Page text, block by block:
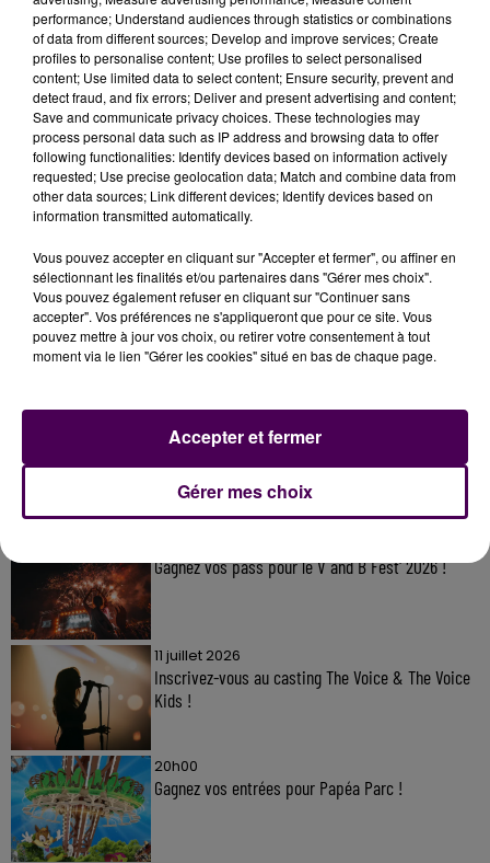
Qu’il s’agisse d’avocat, de juriste de la famille, d’huissier
de justice, mais aussi de la CAF, voire de Pôle Emploi ou
bientôt de questions notariales, le"Point d’accès au
droit"à la Maison des Services de Rugles avec son
système de visio-accueil est ouvert au public du lundi
au jeudi toute la journée ainsi que le vendredi matin au
33ter rue Aristide-Briand. Rendez-vous par téléphone
au 02 32 24 96 80 ou par mail viavisio-accueil-
rugles@orange.fr!
Gagnez vos pass pour le V and B Fest' 2026 !
11 juillet 2026
Inscrivez-vous au casting The Voice & The Voice
Kids !
20h00
Gagnez vos entrées pour Papéa Parc !
performance; Understand audiences through statistics or combinations
of data from different sources; Develop and improve services; Create
profiles to personalise content; Use profiles to select personalised
content; Use limited data to select content; Ensure security, prevent and
detect fraud, and fix errors; Deliver and present advertising and content;
Save and communicate privacy choices. These technologies may
process personal data such as IP address and browsing data to offer
following functionalities: Identify devices based on information actively
requested; Use precise geolocation data; Match and combine data from
other data sources; Link different devices; Identify devices based on
information transmitted automatically.
Vous pouvez accepter en cliquant sur "Accepter et fermer", ou affiner en
sélectionnant les finalités et/ou partenaires dans "Gérer mes choix".
Vous pouvez également refuser en cliquant sur "Continuer sans
accepter". Vos préférences ne s'appliqueront que pour ce site. Vous
pouvez mettre à jour vos choix, ou retirer votre consentement à tout
moment via le lien "Gérer les cookies" situé en bas de chaque page.
Gérer mes choix
Accepter et fermer